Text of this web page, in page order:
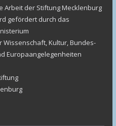
Arbeit der Stiftung Mecklenburg
gefördert durch das
Wissenschaft, Kultur, Bundes-
Europaangelegenheiten